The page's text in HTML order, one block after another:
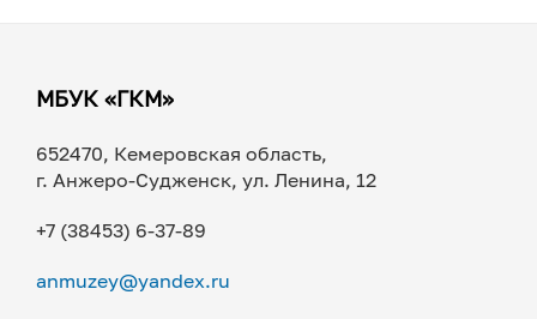
МБУК «ГКМ»
652470, Кемеровская область,
г. Анжеро-Судженск, ул. Ленина, 12
+7 (38453) 6-37-89
anmuzey@yandex.ru